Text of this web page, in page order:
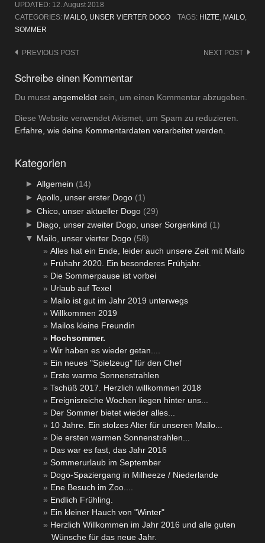
UPDATED: 12. August 2018
CATEGORIES: MAILO, UNSER VIERTER DOGO TAGS: HIZTE, MAILO,
SOMMER
Post
navigation
PREVIOUS POST NEXT POST
Schreibe einen Kommentar
Du musst angemeldet sein, um einen Kommentar abzugeben.
Diese Website verwendet Akismet, um Spam zu reduzieren.
Erfahre, wie deine Kommentardaten verarbeitet werden.
Kategorien
► Allgemein (14)
► Apollo, unser erster Dogo(1)
► Chico, unser aktueller Dogo(29)
► Diago, unser zweiter Dogo, unser Sorgenkind (1)
▼ Mailo, unser vierter Dogo(58)
Alles hat ein Ende, leider auch unsere Zeit mit Mailo
Frühahr 2020. Ein besonderes Frühjahr.
Die Sommerpause ist vorbei
Urlaub auf Texel
Mailo ist gut im Jahr 2019 unterwegs
Willkommen 2019
Mailos kleine Freundin
Hochsommer.
Wir haben es wieder getan....
Ein neues "Spielzeug" für den Chef
Erste warme Sonnenstrahlen
Tschüß 2017. Herzlich willkommen 2018
Ereignisreiche Wochen liegen hinter uns...
Der Sommer bietet wieder alles...
10 Jahre. Ein stolzes Alter für unseren Mailo...
Die ersten warmen Sonnenstrahlen...
Das war es fast, das Jahr 2016
Sommerurlaub im September
Dogo-Spaziergang in Milheeze / Niederlande
Ene Besuch im Zoo....
Endlich Frühling.
Ein kleiner Hauch von "Winter"
Herzlich Willkommen im Jahr 2016 und alle guten
Wünsche für das neue Jahr.